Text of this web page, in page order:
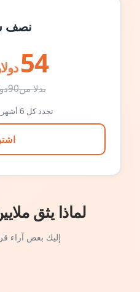
نصف
54
بدلا من90
تجدد كل 6 أشهر بالسعر الأصلي
لماذا يثق
إليك بعض آراء